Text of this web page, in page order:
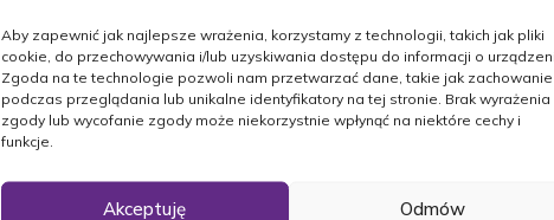
Aby zapewnić jak najlepsze wrażenia, korzystamy z technologii, takich jak pliki
cookie, do przechowywania i/lub uzyskiwania dostępu do informacji o
Zgoda na te technologie pozwoli nam przetwarzać dane, takie jak zachowanie
podczas przeglądania lub unikalne identyfikatory na tej stronie. Brak wyrażenia
zgody lub wycofanie zgody może niekorzystnie wpłynąć na niektóre cechy i
funkcje.
Akceptuję Odmów
18.10.1943 - 21.02.2026
Wiek: 82 lata